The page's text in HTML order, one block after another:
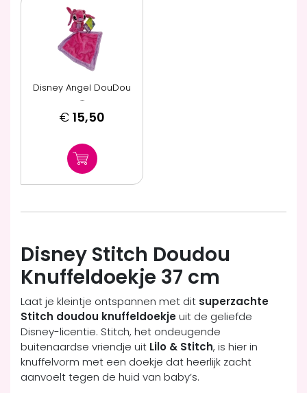
Disney Angel DouDou
...
€ 15,50
Disney Stitch Doudou
Knuffeldoekje 37 cm
Laat je kleintje ontspannen met dit superzachte
Stitch doudou knuffeldoekjeuit de geliefde
Disney-licentie. Stitch, het ondeugende
buitenaardse vriendje uit Lilo & Stitch, is hier in
knuffelvorm met een doekje dat heerlijk zacht
aanvoelt tegen de huid van baby’s.